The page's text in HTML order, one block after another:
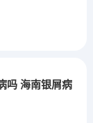
准为200元，二
疗费用按比例
吗 海南银屑病